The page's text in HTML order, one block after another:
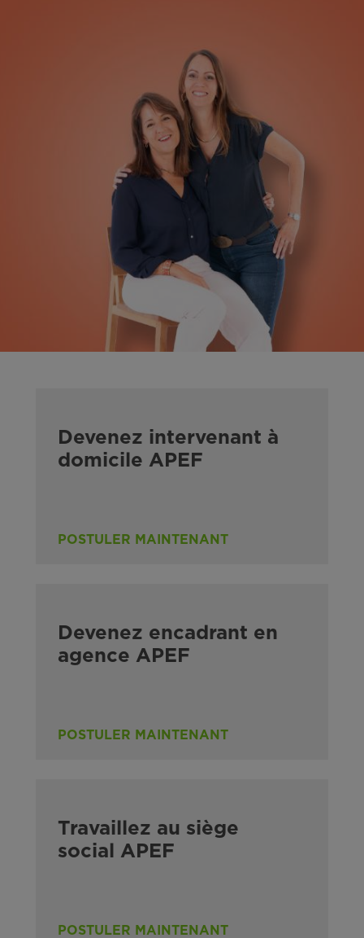
Devenez intervenant à
domicile APEF
POSTULER MAINTENANT
Devenez encadrant en
agence APEF
POSTULER MAINTENANT
Travaillez au siège
social APEF
POSTULER MAINTENANT